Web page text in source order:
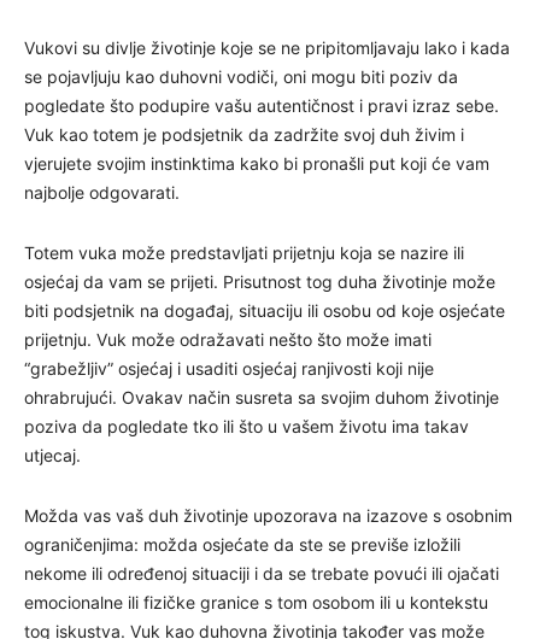
Vukovi su divlje životinje koje se ne pripitomljavaju lako i kada
se pojavljuju kao duhovni vodiči, oni mogu biti poziv da
pogledate što podupire vašu autentičnost i pravi izraz sebe.
Vuk kao totem je podsjetnik da zadržite svoj duh živim i
vjerujete svojim instinktima kako bi pronašli put koji će vam
najbolje odgovarati.
Totem vuka može predstavljati prijetnju koja se nazire ili
osjećaj da vam se prijeti. Prisutnost tog duha životinje može
biti podsjetnik na događaj, situaciju ili osobu od koje osjećate
prijetnju. Vuk može odražavati nešto što može imati
“grabežljiv” osjećaj i usaditi osjećaj ranjivosti koji nije
ohrabrujući. Ovakav način susreta sa svojim duhom životinje
poziva da pogledate tko ili što u vašem životu ima takav
utjecaj.
Možda vas vaš duh životinje upozorava na izazove s osobnim
ograničenjima: možda osjećate da ste se previše izložili
nekome ili određenoj situaciji i da se trebate povući ili ojačati
emocionalne ili fizičke granice s tom osobom ili u kontekstu
tog iskustva. Vuk kao duhovna životinja također vas može